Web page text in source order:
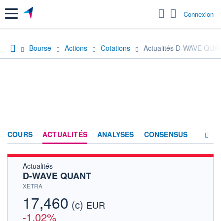
Menu Connexion
Bourse Actions Cotations Actualités D-WAVE
COURS ACTUALITÉS ANALYSES CONSENSUS
Actualités
D-WAVE QUANT
XETRA
17,460 (c) EUR
-1,02%